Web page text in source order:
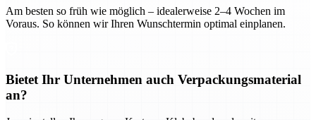
Am besten so früh wie möglich – idealerweise 2–4 Wochen im
Voraus. So können wir Ihren Wunschtermin optimal einplanen.
Bietet Ihr Unternehmen auch Verpackungsmaterial
an?